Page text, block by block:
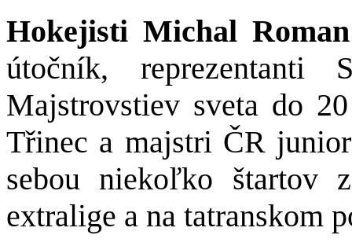
Hokejisti Michal
útočník,
Majstrovstiev sveta do
Třinec a majstri ČR
sebou niekoľko štartov
extralige a na tatranskom